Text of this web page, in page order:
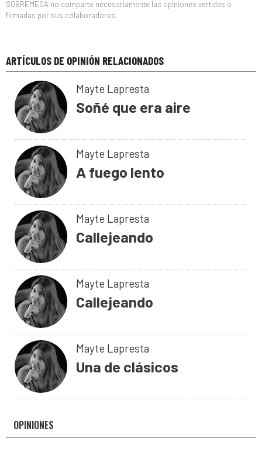
SOBREMESA no comparte necesariamente las opiniones vertidas o
firmadas por sus colaboradores.
ARTÍCULOS DE OPINIÓN RELACIONADOS
Mayte Lapresta
Soñé que era aire
Mayte Lapresta
A fuego lento
Mayte Lapresta
Callejeando
Mayte Lapresta
Callejeando
Mayte Lapresta
Una de clásicos
OPINIONES